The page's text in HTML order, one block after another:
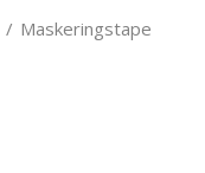
/ Maskeringstape